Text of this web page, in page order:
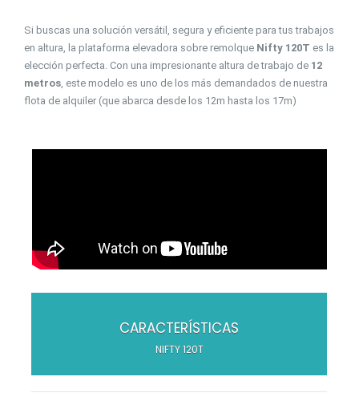
Si buscas una solución versátil, segura y eficiente para tus trabajos
en altura, la plataforma elevadora sobre remolque Nifty 120T es la
elección perfecta. Con una impresionante altura de trabajo de 12
metros, este modelo es uno de los más demandados de nuestra
flota de alquiler (que abarca desde los 12m hasta los 17m)
CARACTERÍSTICAS
NIFTY 120T